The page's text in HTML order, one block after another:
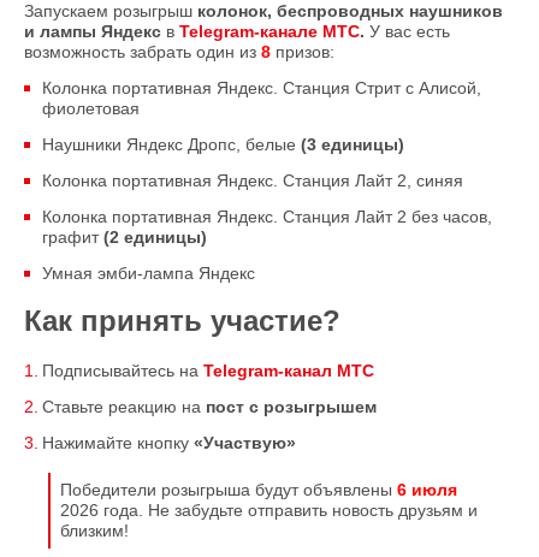
Запускаем розыгрыш колонок, беспроводных наушников
и лампы Яндекс в Telegram-канале МТС. У вас есть
возможность забрать один из 8 призов:
Колонка портативная Яндекс. Станция Стрит с Алисой,
фиолетовая
Наушники Яндекс Дропс, белые (3 единицы)
Колонка портативная Яндекс. Станция Лайт 2, синяя
Колонка портативная Яндекс. Станция Лайт 2 без часов,
графит(2 единицы)
Умная эмби-лампа Яндекс
Как принять участие?
Подписывайтесь на Telegram-канал МТС
Ставьте реакцию на пост с розыгрышем
Нажимайте кнопку «Участвую»
Победители розыгрыша будут объявлены 6 июля
2026 года. Не забудьте отправить новость друзьям и
близким!